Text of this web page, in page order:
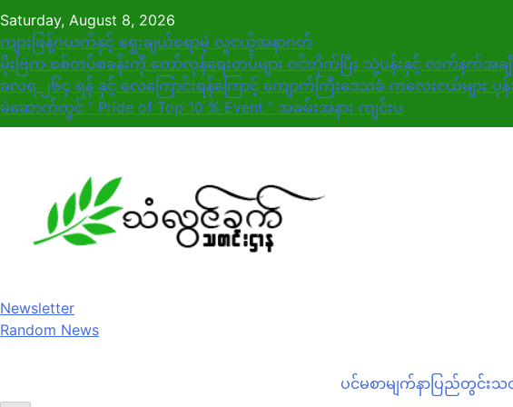
Skip
to
content
Saturday, August 8, 2026
ကျားဖြန့်ဂယက်နှင့် ရွေးချယ်စရာမဲ့ လူငယ့်အနာဂတ်
မိုးဗြဲက စစ်တပ်စခန်းကို တော်လှန်ရေးတပ်များ ဝင်တိုက်ပြီး သုံ့ပန်းနှင့် လက်နက်အ
ခလရ ၂၆၄ ရန် နှင့် လေကြောင်းရန်ကြောင့် ကျောက်ကြီးဒေသခံ ကလေးငယ်များ
မဲဆောက်တွင် “ Pride of Top 10 % Event ” အခမ်းအနား ကျင်းပ
Newsletter
Random News
ပင်မစာမျက်နာ ပြည်တွင်းသ